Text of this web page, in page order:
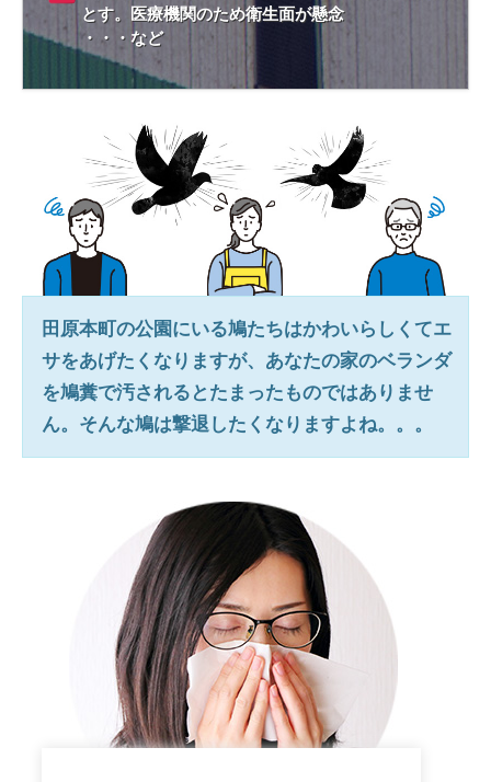
とす。医療機関のため衛生面が懸念
・・・など
田原本町の公園にいる鳩たちはかわいらしくてエ
サをあげたくなりますが、あなたの家のベランダ
を鳩糞で汚されるとたまったものではありませ
ん。そんな鳩は撃退したくなりますよね。。。